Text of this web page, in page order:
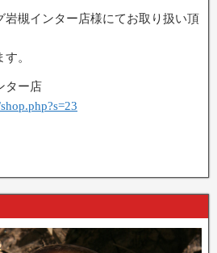
槻インター店様にてお取り扱い頂
。
ター店